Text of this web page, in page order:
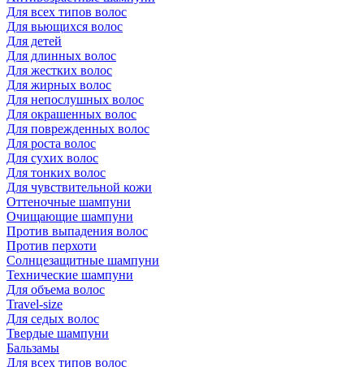
Для всех типов волос
Для вьющихся волос
Для детей
Для длинных волос
Для жестких волос
Для жирных волос
Для непослушных волос
Для окрашенных волос
Для поврежденных волос
Для роста волос
Для сухих волос
Для тонких волос
Для чувствительной кожи
Оттеночные шампуни
Очищающие шампуни
Против выпадения волос
Против перхоти
Солнцезащитные шампуни
Технические шампуни
Для объема волос
Travel-size
Для седых волос
Твердые шампуни
Бальзамы
Для всех типов волос